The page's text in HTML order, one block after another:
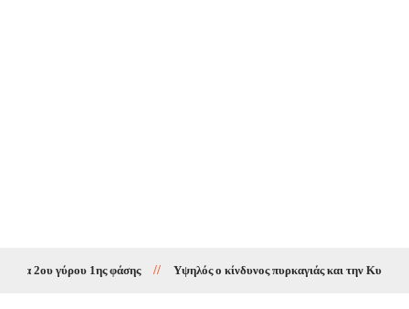
2ου γύρου 1ης φάσης // Υψηλός ο κίνδυνος πυρκαγιάς και την Κυριακή